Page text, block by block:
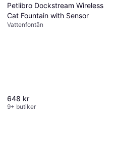
Petlibro Dockstream Wireless
Cat Fountain with Sensor
Vattenfontän
648 kr
9+ butiker